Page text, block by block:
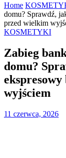
Home
domu? Sprawdź,
przed wielkim
KOSMETYKI
Zabieg
domu?
wyjściem
11 czerwca, 2026